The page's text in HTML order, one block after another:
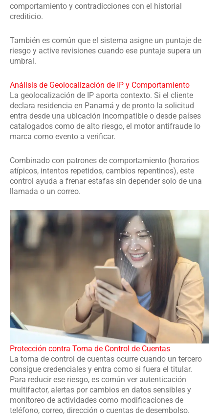
comportamiento y contradicciones con el historial
crediticio.
También es común que el sistema asigne un puntaje de
riesgo y active revisiones cuando ese puntaje supera un
umbral.
Análisis de Geolocalización de IP y Comportamiento
La geolocalización de IP aporta contexto. Si el cliente
declara residencia en Panamá y de pronto la solicitud
entra desde una ubicación incompatible o desde países
catalogados como de alto riesgo, el motor antifraude lo
marca como evento a verificar.
Combinado con patrones de comportamiento (horarios
atípicos, intentos repetidos, cambios repentinos), este
control ayuda a frenar estafas sin depender solo de una
llamada o un correo.
Protección contra Toma de Control de Cuentas
La toma de control de cuentas ocurre cuando un tercero
consigue credenciales y entra como si fuera el titular.
Para reducir ese riesgo, es común ver autenticación
multifactor, alertas por cambios en datos sensibles y
monitoreo de actividades como modificaciones de
teléfono, correo, dirección o cuentas de desembolso.